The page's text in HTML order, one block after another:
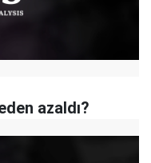
azaldı?